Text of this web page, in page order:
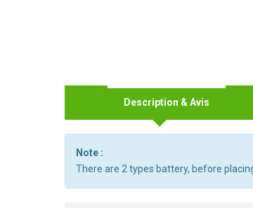
Description & Avis
Note :
There are 2 types battery, before